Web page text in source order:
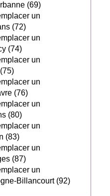
(69)
un
(72)
un
(74)
un
un
(76)
un
(80)
un
(83)
un
(87)
un
Billancourt (92)